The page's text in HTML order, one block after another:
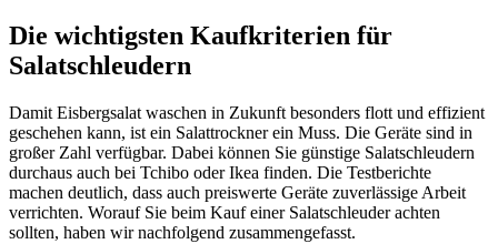
Die wichtigsten Kaufkriterien für
Salatschleudern
Damit Eisbergsalat waschen in Zukunft besonders flott und effizient
geschehen kann, ist ein Salattrockner ein Muss. Die Geräte sind in
großer Zahl verfügbar. Dabei können Sie günstige Salatschleudern
durchaus auch bei Tchibo oder Ikea finden. Die Testberichte
machen deutlich, dass auch preiswerte Geräte zuverlässige Arbeit
verrichten. Worauf Sie beim Kauf einer Salatschleuder achten
sollten, haben wir nachfolgend zusammengefasst.